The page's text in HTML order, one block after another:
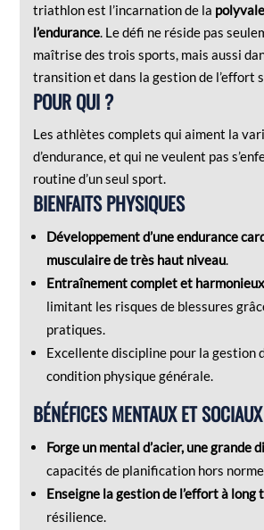
triathlon est l’incarnation de la
l’endurance. Le défi ne réside pas
maîtrise des trois sports, mais aussi
transition et dans la gestion de l’effort
POUR QUI ?
Les athlètes complets qui aiment la
d’endurance, et qui ne veulent pas
routine d’un seul sport.
BIENFAITS PHYSIQUES
Développement d’une endurance
musculaire de très haut niveau.
Entraînement complet et
limitant les risques de blessures
pratiques.
Excellente discipline pour la gestion
condition physique générale.
BÉNÉFICES MENTAUX ET SOCIAUX
Forge un mental d’acier, une grande
capacités de planification hors
Enseigne la gestion de l’effort à long
résilience.